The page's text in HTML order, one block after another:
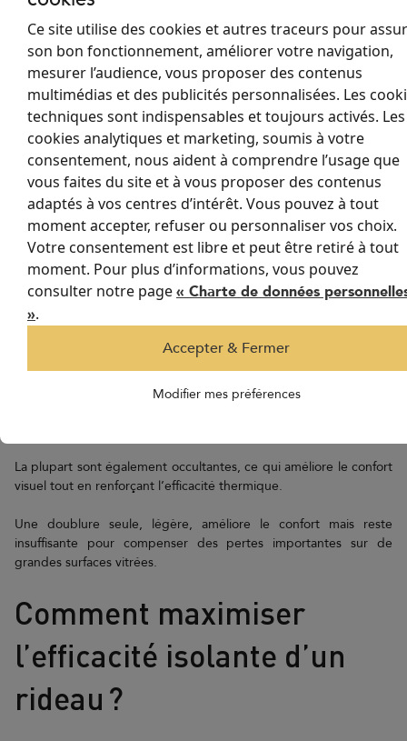
sont utilisés seuls, même en version épaisse.
Les tissus en lin ou en coton présentent desgrammages plus
variables, souvent compris entre 150 et 300 g/m². Leur principal
atout réside dans leur aspect naturel et leur rendu décoratif.
En revanche, leur capacité isolante reste modérée. Ils sont donc
fréquemment utilisés comme tissu décoratif extérieur, associé à
une couche isolante interne.
La doublure thermique fait
du rideau décoratif une
vraie solution d’isolation
Placée à l’arrière du tissu principal, la doublure ajoute une couche
supplémentaire qui limite les transferts de chaleur. Certaines
textiles et souples, d’autres intègrent une
La plupart sont également occultantes, ce qui améliore le confort
visuel tout en renforçant l’efficacité thermique.
Une doublure seule, légère, améliore le confort mais reste
insuffisante pour compenser des pertes importantes sur de
grandes surfaces vitrées.
Comment maximiser
l’efficacité isolante d’un
rideau ?
Ce site utilise des cookies et autres traceurs pour
son bon fonctionnement, améliorer votre navigation,
mesurer l’audience, vous proposer des contenus
multimédias et des publicités personnalisées. Les
techniques sont indispensables et toujours activés. Les
cookies analytiques et marketing, soumis à votre
consentement, nous aident à comprendre l’usage que
vous faites du site et à vous proposer des contenus
adaptés à vos centres d’intérêt. Vous pouvez à tout
moment accepter, refuser ou personnaliser vos choix.
Votre consentement est libre et peut être retiré à tout
moment. Pour plus d’informations, vous pouvez
consulter notre page« Charte de données
».
Accepter & Fermer
Modifier mes préférences